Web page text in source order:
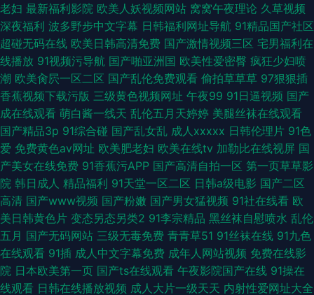
老妇 最新福利影院 欧美人妖视频网站 窝窝午夜理论 久草视频
深夜福利 波多野步中文字幕 日韩福利网址导航 91精品国产社区
超碰无码在线 欧美日韩高清免费 国产激情视频三区 宅男福利在
线播放 91视频污导航 国产啪亚洲国 欧美性爱密臀 疯狂少妇喷
潮 欧美肏屄一区二区 国产乱伦免费观看 偷拍草草草 97狠狠插
香蕉视频下载污版 三级黄色视频网址 午夜99 91日逼视频 国产
成在线观看 萌白酱一线天 乱伦五月天婷婷 美腿丝袜在线观看
国产精品3p 91综合碰 国产乱女乱 成人xxxxx 日韩伦理片 91色
爱 免费黄色av网址 欧美肥老妇 欧美在线tv 加勒比在线视屏 国
产美女在线免费 91香蕉污APP 国产高清自拍一区 第一页草草影
院 韩日成人 精品福利 91天堂一区二区 日韩a级电影 国产二区
高清 国产www视频 国产粉嫩 国产男女猛视频 91社在线看 欧
美日韩黄色片 变态另态另类2 91李宗精品 黑丝袜自慰喷水 乱伦
五月 国产无码网站 三级无毒免费 青青草51 91丝袜在线 91九色
在线观看 91插 成人中文字幕免费 成年人网站视频 免费在线影
院 日本欧美第一页 国产ts在线观看 午夜影院国产在线 91操在
线观看 日韩在线播放视频 成人大片一级天天 内射性爱网址大全